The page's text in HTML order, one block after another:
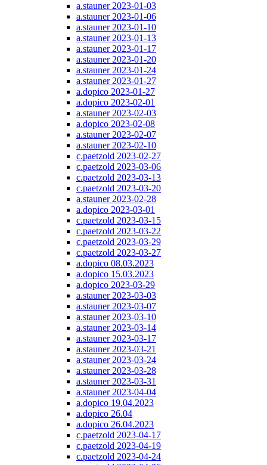
a.stauner 2023-01-03
a.stauner 2023-01-06
a.stauner 2023-01-10
a.stauner 2023-01-13
a.stauner 2023-01-17
a.stauner 2023-01-20
a.stauner 2023-01-24
a.stauner 2023-01-27
a.dopico 2023-01-27
a.dopico 2023-02-01
a.stauner 2023-02-03
a.dopico 2023-02-08
a.stauner 2023-02-07
a.stauner 2023-02-10
c.paetzold 2023-02-27
c.paetzold 2023-03-06
c.paetzold 2023-03-13
c.paetzold 2023-03-20
a.stauner 2023-02-28
a.dopico 2023-03-01
c.paetzold 2023-03-15
c.paetzold 2023-03-22
c.paetzold 2023-03-29
c.paetzold 2023-03-27
a.dopico 08.03.2023
a.dopico 15.03.2023
a.dopico 2023-03-29
a.stauner 2023-03-03
a.stauner 2023-03-07
a.stauner 2023-03-10
a.stauner 2023-03-14
a.stauner 2023-03-17
a.stauner 2023-03-21
a.stauner 2023-03-24
a.stauner 2023-03-28
a.stauner 2023-03-31
a.stauner 2023-04-04
a.dopico 19.04.2023
a.dopico 26.04
a.dopico 26.04.2023
c.paetzold 2023-04-17
c.paetzold 2023-04-19
c.paetzold 2023-04-24